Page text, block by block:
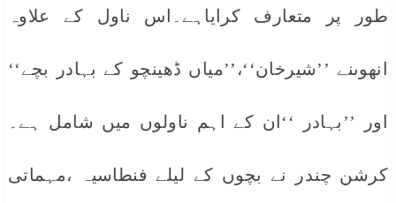
طور پر متعارف کرایاہے۔اس ناول کے علاوہ
انھوںنے ’’شیرخان‘‘،’’میاں ڈھینچو کے بہادر بچے‘‘
اور ’’بہادر ‘‘ان کے اہم ناولوں میں شامل ہے۔
کرشن چندر نے بچوں کے لیلے فنطاسیہ ،مہماتی